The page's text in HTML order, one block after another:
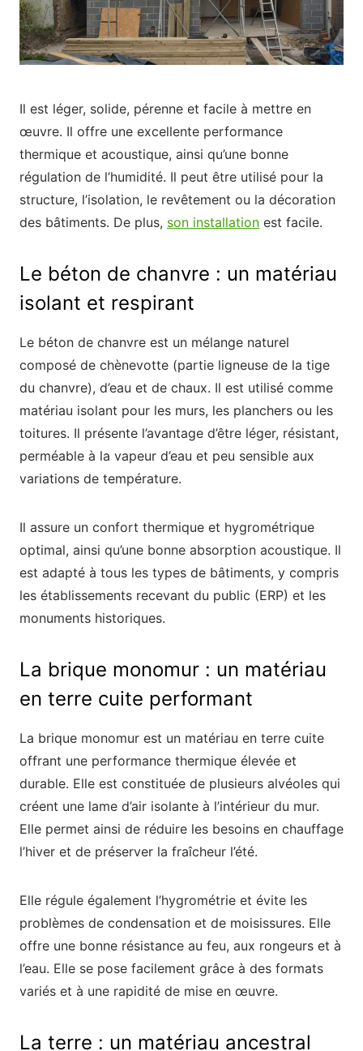
Il est léger, solide, pérenne et facile à mettre en
œuvre. Il offre une excellente performance
thermique et acoustique, ainsi qu’une bonne
régulation de l’humidité. Il peut être utilisé pour la
structure, l’isolation, le revêtement ou la décoration
des bâtiments. De plus, son installation est facile.
Le béton de chanvre : un matériau
isolant et respirant
Le béton de chanvre est un mélange naturel
composé de chènevotte (partie ligneuse de la tige
du chanvre), d’eau et de chaux. Il est utilisé comme
matériau isolant pour les murs, les planchers ou les
toitures. Il présente l’avantage d’être léger, résistant,
perméable à la vapeur d’eau et peu sensible aux
variations de température.
Il assure un confort thermique et hygrométrique
optimal, ainsi qu’une bonne absorption acoustique. Il
est adapté à tous les types de bâtiments, y compris
les établissements recevant du public (ERP) et les
monuments historiques.
La brique monomur : un matériau
en terre cuite performant
La brique monomur est un matériau en terre cuite
offrant une performance thermique élevée et
durable. Elle est constituée de plusieurs alvéoles qui
créent une lame d’air isolante à l’intérieur du mur.
Elle permet ainsi de réduire les besoins en chauffage
l’hiver et de préserver la fraîcheur l’été.
Elle régule également l’hygrométrie et évite les
problèmes de condensation et de moisissures. Elle
offre une bonne résistance au feu, aux rongeurs et à
l’eau. Elle se pose facilement grâce à des formats
variés et à une rapidité de mise en œuvre.
La terre : un matériau ancestral